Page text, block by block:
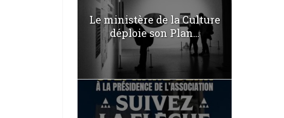
Le ministère de la Culture
déploie son Plan...